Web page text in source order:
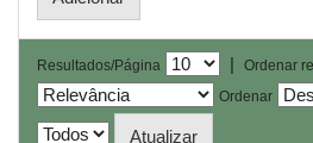
Resultados/Página |
Ordenar
Ordenar